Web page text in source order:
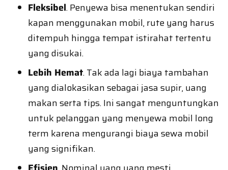
Fleksibel. Penyewa bisa menentukan sendiri
kapan menggunakan mobil, rute yang harus
ditempuh hingga tempat istirahat tertentu
yang disukai.
Lebih Hemat. Tak ada lagi biaya tambahan
yang dialokasikan sebagai jasa supir, uang
makan serta tips. Ini sangat menguntungkan
untuk pelanggan yang menyewa mobil long
term karena mengurangi biaya sewa mobil
yang signifikan.